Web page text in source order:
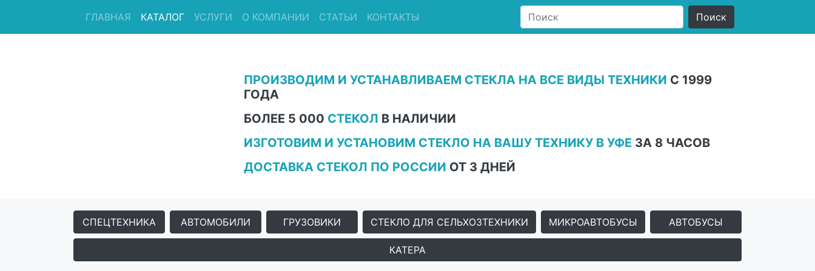
ГЛАВНАЯ КАТАЛОГ УСЛУГИ О КОМПАНИИ СТАТЬИ КОНТАКТЫ
ПРОИЗВОДИМ И УСТАНАВЛИВАЕМ СТЕКЛА НА ВСЕ ВИДЫ ТЕХНИКИ С 1999
ГОДА
БОЛЕЕ 5 000 СТЕКОЛ В НАЛИЧИИ
ИЗГОТОВИМ И УСТАНОВИМ СТЕКЛО НА ВАШУ ТЕХНИКУ В УФЕ ЗА 8 ЧАСОВ
ДОСТАВКА СТЕКОЛ ПО РОССИИ ОТ 3 ДНЕЙ
СПЕЦТЕХНИКА АВТОМОБИЛИ ГРУЗОВИКИ СТЕКЛО ДЛЯ СЕЛЬХОЗТЕХНИКИ МИКРОАВТОБУСЫ АВТОБУСЫ
КАТЕРА